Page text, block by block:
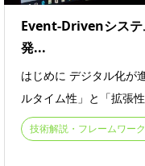
Event-Drivenシステ
発...
はじめに デジタル化が
ルタイム性」と「拡張
技術解説・フレームワー